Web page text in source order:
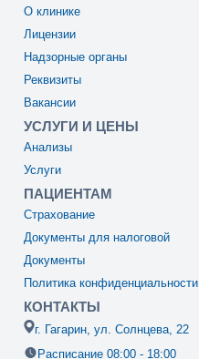
О клинике
Лицензии
Надзорные органы
Реквизиты
Вакансии
УСЛУГИ И ЦЕНЫ
Анализы
Услуги
ПАЦИЕНТАМ
Страхование
Документы для налоговой
Документы
Политика конфиденциальности
КОНТАКТЫ
г. Гагарин, ул. Солнцева, 22
Расписание 08:00 - 18:00